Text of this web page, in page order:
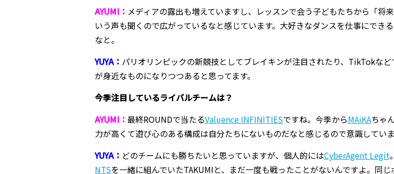
AYUMI： メディアの露出も増えていますし、レッスンで会う子どもたちから「将
いう声も聞くので広がっているなと感じています。大好きなダンスを仕事にでき
なと。
YUYA： パリオリンピックの新競技としてブレイキンが注目されたり、TikTokな
が身近なものになりつつあると思ってます。
――今季注目しているライバルチームは？
AYUMI： 最終ROUNDで当たるValuence INFINITIESですね。今季からMAiKAちゃ
力が高くて遊び心のある構成は自分たちにないものだなと感じるので意識していま
YUYA： どのチームにも勝ちたいと思っていますが、個人的にはCyberAgent Legit
NTSを一緒に組んでいたTAKUMIと、まだ一度も戦ったことがないんですよ。同